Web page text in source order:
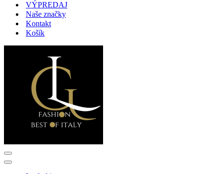
VÝPREDAJ
Naše značky
Kontakt
Košík
Menu
navigácie
Menu